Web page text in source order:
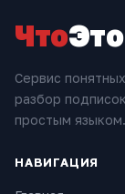
ЧтоЭто
Сервис
разбор
простым языком.
НАВИГАЦИЯ